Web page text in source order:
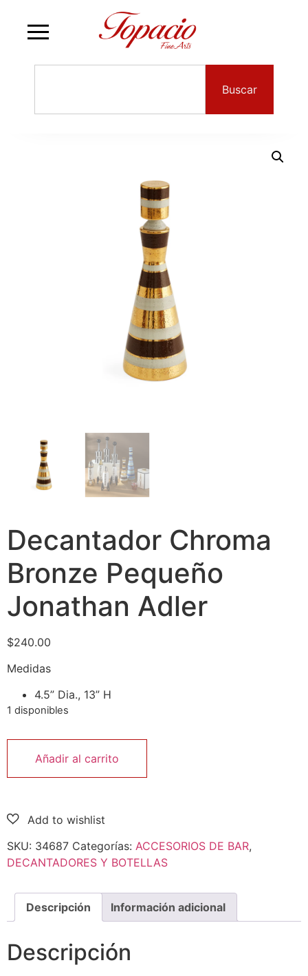
Buscar
Decantador Chroma
Bronze Pequeño
Jonathan Adler
$240.00
Medidas
4.5” Dia., 13” H
1 disponibles
Añadir al carrito
SKU: 34687 Categorías: ACCESORIOS DE BAR,
DECANTADORES Y BOTELLAS
Descripción Información adicional
Descripción